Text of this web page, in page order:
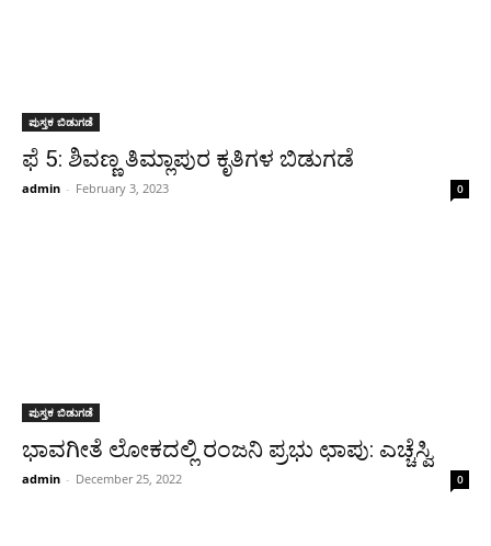
ಪುಸ್ತಕ ಬಿಡುಗಡೆ
ಫೆ 5: ಶಿವಣ್ಣ ತಿಮ್ಲಾಪುರ ಕೃತಿಗಳ ಬಿಡುಗಡೆ
admin - February 3, 2023 0
ಪುಸ್ತಕ ಬಿಡುಗಡೆ
ಭಾವಗೀತೆ ಲೋಕದಲ್ಲಿ ರಂಜನಿ ಪ್ರಭು ಛಾಪು: ಎಚ್ಚೆಸ್ವಿ
admin - December 25, 2022 0